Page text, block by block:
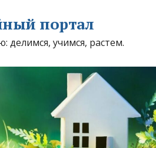
портал
делимся, учимся, растем.